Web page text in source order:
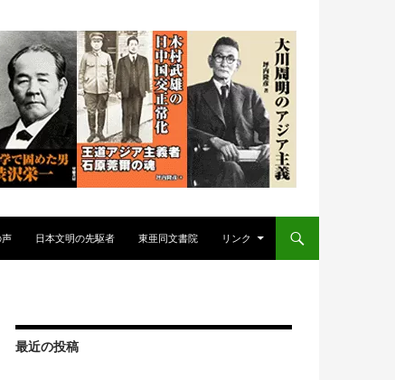
声 日本文明の先駆者 東亜同文書院 リンク
最近の投稿